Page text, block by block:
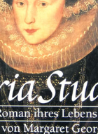
r
e
t
G
e
o
r